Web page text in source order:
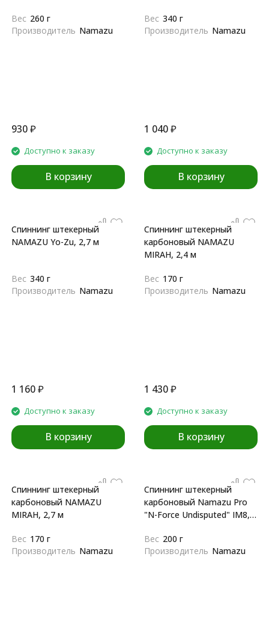
Вес 260 г
Производитель Namazu
930₽
Доступно к заказу
В корзину
Вес 340 г
Производитель Namazu
1 040₽
Доступно к заказу
В корзину
Спиннинг штекерный
NAMAZU Yo-Zu, 2,7 м
Вес 340 г
Производитель Namazu
1 160₽
Доступно к заказу
В корзину
Спиннинг штекерный
карбоновый NAMAZU
MIRAH, 2,4 м
Вес 170 г
Производитель Namazu
1 430₽
Доступно к заказу
В корзину
Спиннинг штекерный
карбоновый NAMAZU
MIRAH, 2,7 м
Вес 170 г
Производитель Namazu
Спиннинг штекерный
карбоновый Namazu Pro
"N-Force Undisputed" IM8,
Вес 200 г
Производитель Namazu